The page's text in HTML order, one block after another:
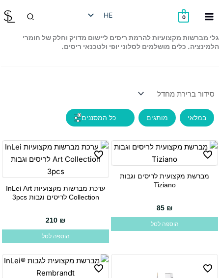
לתוכן
0
HE
RU
חיפוש
גלי מברשות מקצועיות להרמת ריסים ליישום מדויק וחלק של חומרי
הלמינציה. כלים מושלמים לסלוני יופי ולטכנאי ריסים.
במלאי מותגים
מברשת מקצועית לריסים וגבות
Tiziano
85 ₪
הוספה לסל
ערכת מברשות מקצועיות InLei Art
Collection לריסים וגבות 3pcs
210 ₪
הוספה לסל